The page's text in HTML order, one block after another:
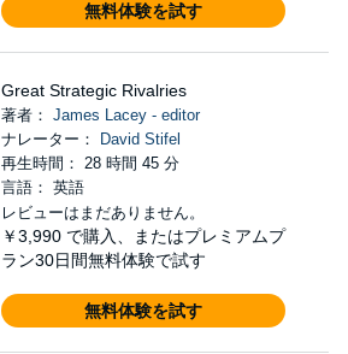
無料体験を試す
Great Strategic Rivalries
著者： James Lacey - editor
ナレーター：
David Stifel
再生時間： 28 時間 45 分
言語： 英語
レビューはまだありません。
￥3,990 で購入、またはプレミアムプ
ラン30日間無料体験で試す
無料体験を試す